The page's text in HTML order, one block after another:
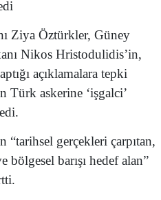
Ziya Öztürkler, Güney
Nikos Hristodulidis’in,
açıklamalara tepki
Türk askerine ‘işgalci’
gerçekleri çarpıtan,
barışı hedef alan”